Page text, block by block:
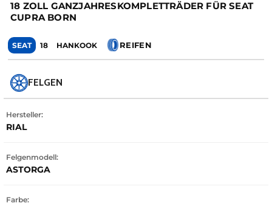
18 ZOLL GANZJAHRESKOMPLETTRÄDER FÜR SEAT
CUPRA BORN
SEAT 18 HANKOOK REIFEN
FELGEN
Hersteller:
RIAL
Felgenmodell:
ASTORGA
Farbe: